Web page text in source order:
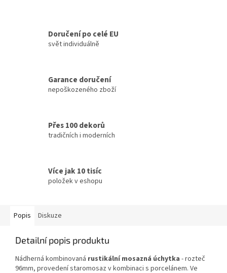
Doručení po celé EU
svět individuálně
Garance doručení
nepoškozeného zboží
Přes 100 dekorů
tradičních i moderních
Více jak 10 tisíc
položek v eshopu
Popis Diskuze
Detailní popis produktu
Nádherná kombinovaná rustikální mosazná úchytka - rozteč
96mm, provedení staromosaz v kombinaci s porcelánem. Ve